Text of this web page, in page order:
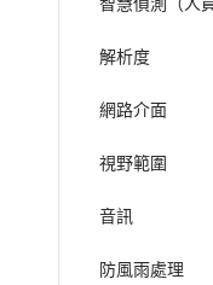
智慧偵測（人
解析度
網路介面
視野範圍
音訊
防風雨處理